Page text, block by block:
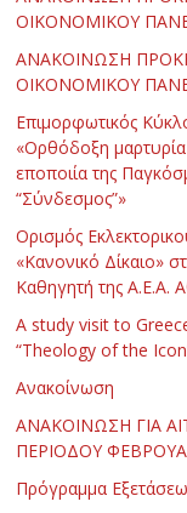
ΟΙΚΟΝΟΜΙΚΟΥ
ΑΝΑΚΟΙΝΩΣΗ
ΟΙΚΟΝΟΜΙΚΟΥ
Επιμορφωτικός
«Ορθόδοξη
εποποιία της
“Σύνδεσμος”»
Ορισμός
«Κανονικό Δίκαιο»
Καθηγητή της Α.Ε.Α.
Α study visit to
“Theology of the
Ανακοίνωση
ΑΝΑΚΟΙΝΩΣΗ ΓΙΑ
ΠΕΡΙΟΔΟΥ
Πρόγραμμα